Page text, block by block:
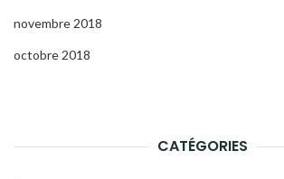
novembre 2018
octobre 2018
CATÉGORIES